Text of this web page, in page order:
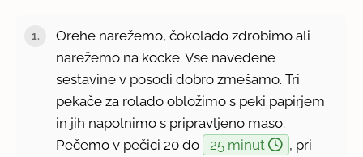
Orehe narežemo, čokolado zdrobimo ali
narežemo na kocke. Vse navedene
sestavine v posodi dobro zmešamo. Tri
pekače za rolado obložimo s peki papirjem
in jih napolnimo s pripravljeno maso.
Pečemo v pečici 20 do
25 minut
, pri